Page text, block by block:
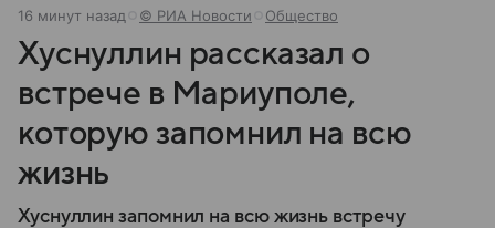
16 минут назад © РИА Новости Общество
Хуснуллин рассказал о
встрече в Мариуполе,
которую запомнил на всю
жизнь
Хуснуллин запомнил на всю жизнь встречу